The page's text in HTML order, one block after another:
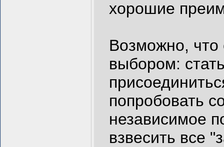
хорошие
Возможно, что
выбором:
попробовать
независимое
взвесить все